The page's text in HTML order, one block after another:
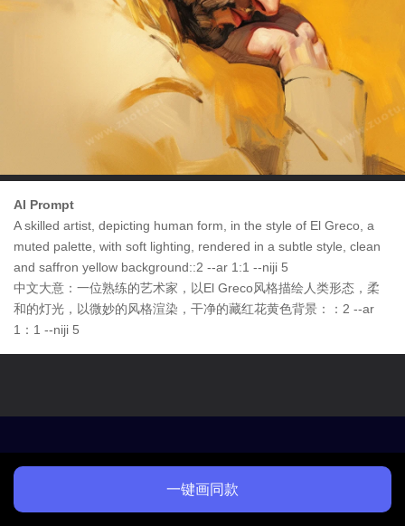
AI Prompt
A skilled artist, depicting human form, in the style of El Greco, a
muted palette, with soft lighting, rendered in a subtle style, clean
and saffron yellow background::2 --ar 1:1 --niji 5
中文大意：一位熟练的艺术家，以El Greco风格描绘人类形态，柔
和的灯光，以微妙的风格渲染，干净的藏红花黄色背景：：2 --ar
1：1 --niji 5
一键画同款